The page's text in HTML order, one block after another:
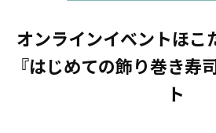
オンラインイベントほこ
『はじめての飾り巻き寿
ト